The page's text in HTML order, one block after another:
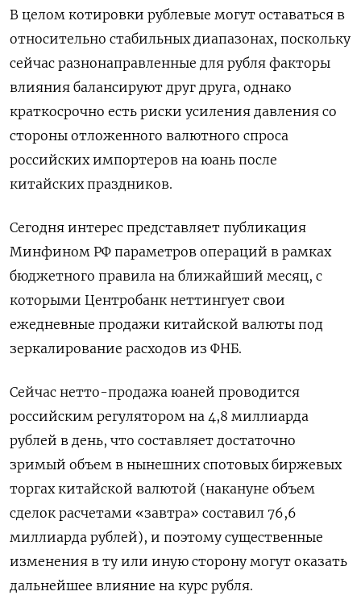
В целом котировки рублевые могут оставаться в
относительно стабильных диапазонах, поскольку
сейчас разнонаправленные для рубля факторы
влияния балансируют друг друга, однако
краткосрочно есть риски усиления давления со
стороны отложенного валютного спроса
российских импортеров на юань после
китайских праздников.
Сегодня интерес представляет публикация
Минфином РФ параметров операций в рамках
бюджетного правила на ближайший месяц, с
которыми Центробанк неттингует свои
ежедневные продажи китайской валюты под
зеркалирование расходов из ФНБ.
Сейчас нетто-продажа юаней проводится
российским регулятором на 4,8 миллиарда
рублей в день, что составляет достаточно
зримый объем в нынешних спотовых биржевых
торгах китайской валютой (накануне объем
сделок расчетами «завтра» составил 76,6
миллиарда рублей), и поэтому существенные
изменения в ту или иную сторону могут оказать
дальнейшее влияние на курс рубля.